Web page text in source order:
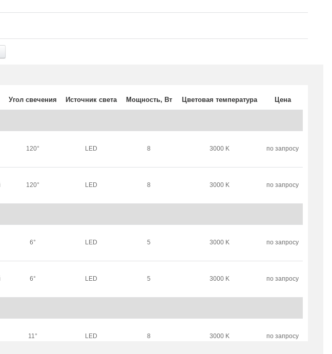
Угол свечения Источник света Мощность, Вт Цветовая температура Цена
120° LED 8 3000 K по запросу
120° LED 8 3000 K по запросу
6° LED 5 3000 K по запросу
6° LED 5 3000 K по запросу
11° LED 8 3000 K по запросу